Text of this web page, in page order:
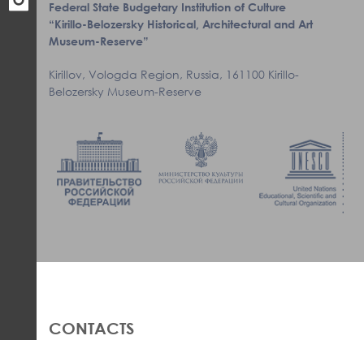
Federal State Budgetary Institution of Culture
“Kirillo-Belozersky Historical, Architectural and Art
Museum-Reserve”
Kirillov, Vologda Region, Russia, 161100 Kirillo-
Belozersky Museum-Reserve
CONTACTS